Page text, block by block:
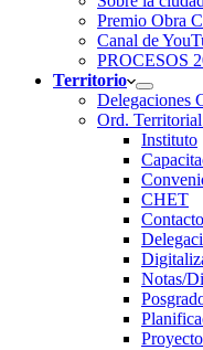
Premio Obra
Canal de
PROCESOS
Territorio
Delegaciones
Ord.
Instituto
CHET
Notas/